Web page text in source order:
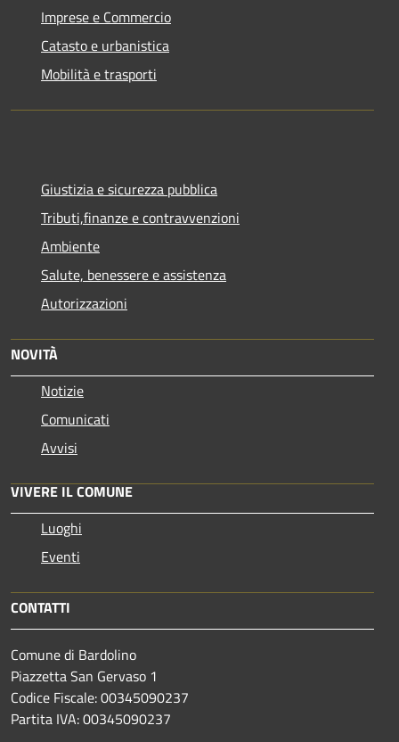
Imprese e Commercio
Catasto e urbanistica
Mobilità e trasporti
Giustizia e sicurezza pubblica
Tributi,finanze e contravvenzioni
Ambiente
Salute, benessere e assistenza
Autorizzazioni
NOVITÀ
Notizie
Comunicati
Avvisi
VIVERE IL COMUNE
Luoghi
Eventi
CONTATTI
Comune di Bardolino
Piazzetta San Gervaso 1
Codice Fiscale: 00345090237
Partita IVA: 00345090237